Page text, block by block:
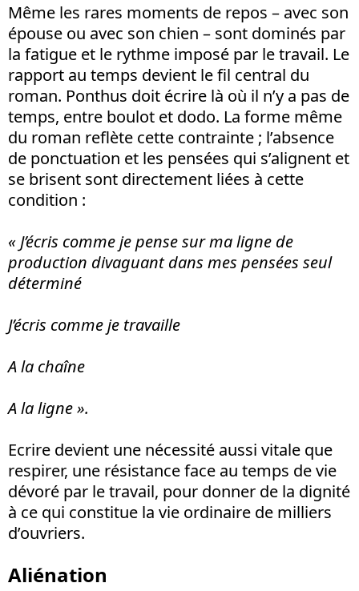
Même les rares moments de repos – avec son
épouse ou avec son chien – sont dominés par
la fatigue et le rythme imposé par le travail. Le
rapport au temps devient le fil central du
roman. Ponthus doit écrire là où il n’y a pas de
temps, entre boulot et dodo. La forme même
du roman reflète cette contrainte ; l’absence
de ponctuation et les pensées qui s’alignent et
se brisent sont directement liées à cette
condition :
« J’écris comme je pense sur ma ligne de
production divaguant dans mes pensées seul
déterminé
J’écris comme je travaille
A la chaîne
A la ligne ».
Ecrire devient une nécessité aussi vitale que
respirer, une résistance face au temps de vie
dévoré par le travail, pour donner de la dignité
à ce qui constitue la vie ordinaire de milliers
d’ouvriers.
Aliénation